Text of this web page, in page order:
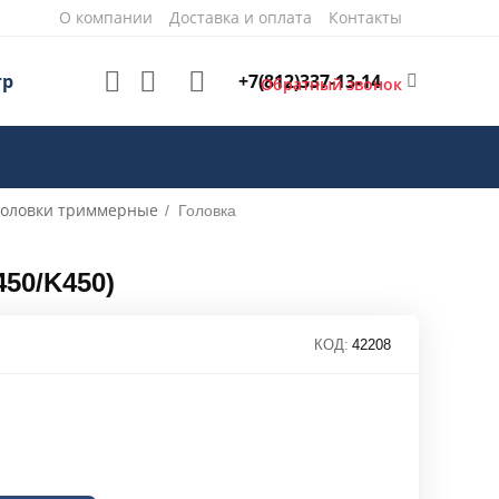
О компании Доставка и оплата Контакты
+7(812)337-13-14
Обратный звонок
триммерные / Головка
K450)
КОД: 42208